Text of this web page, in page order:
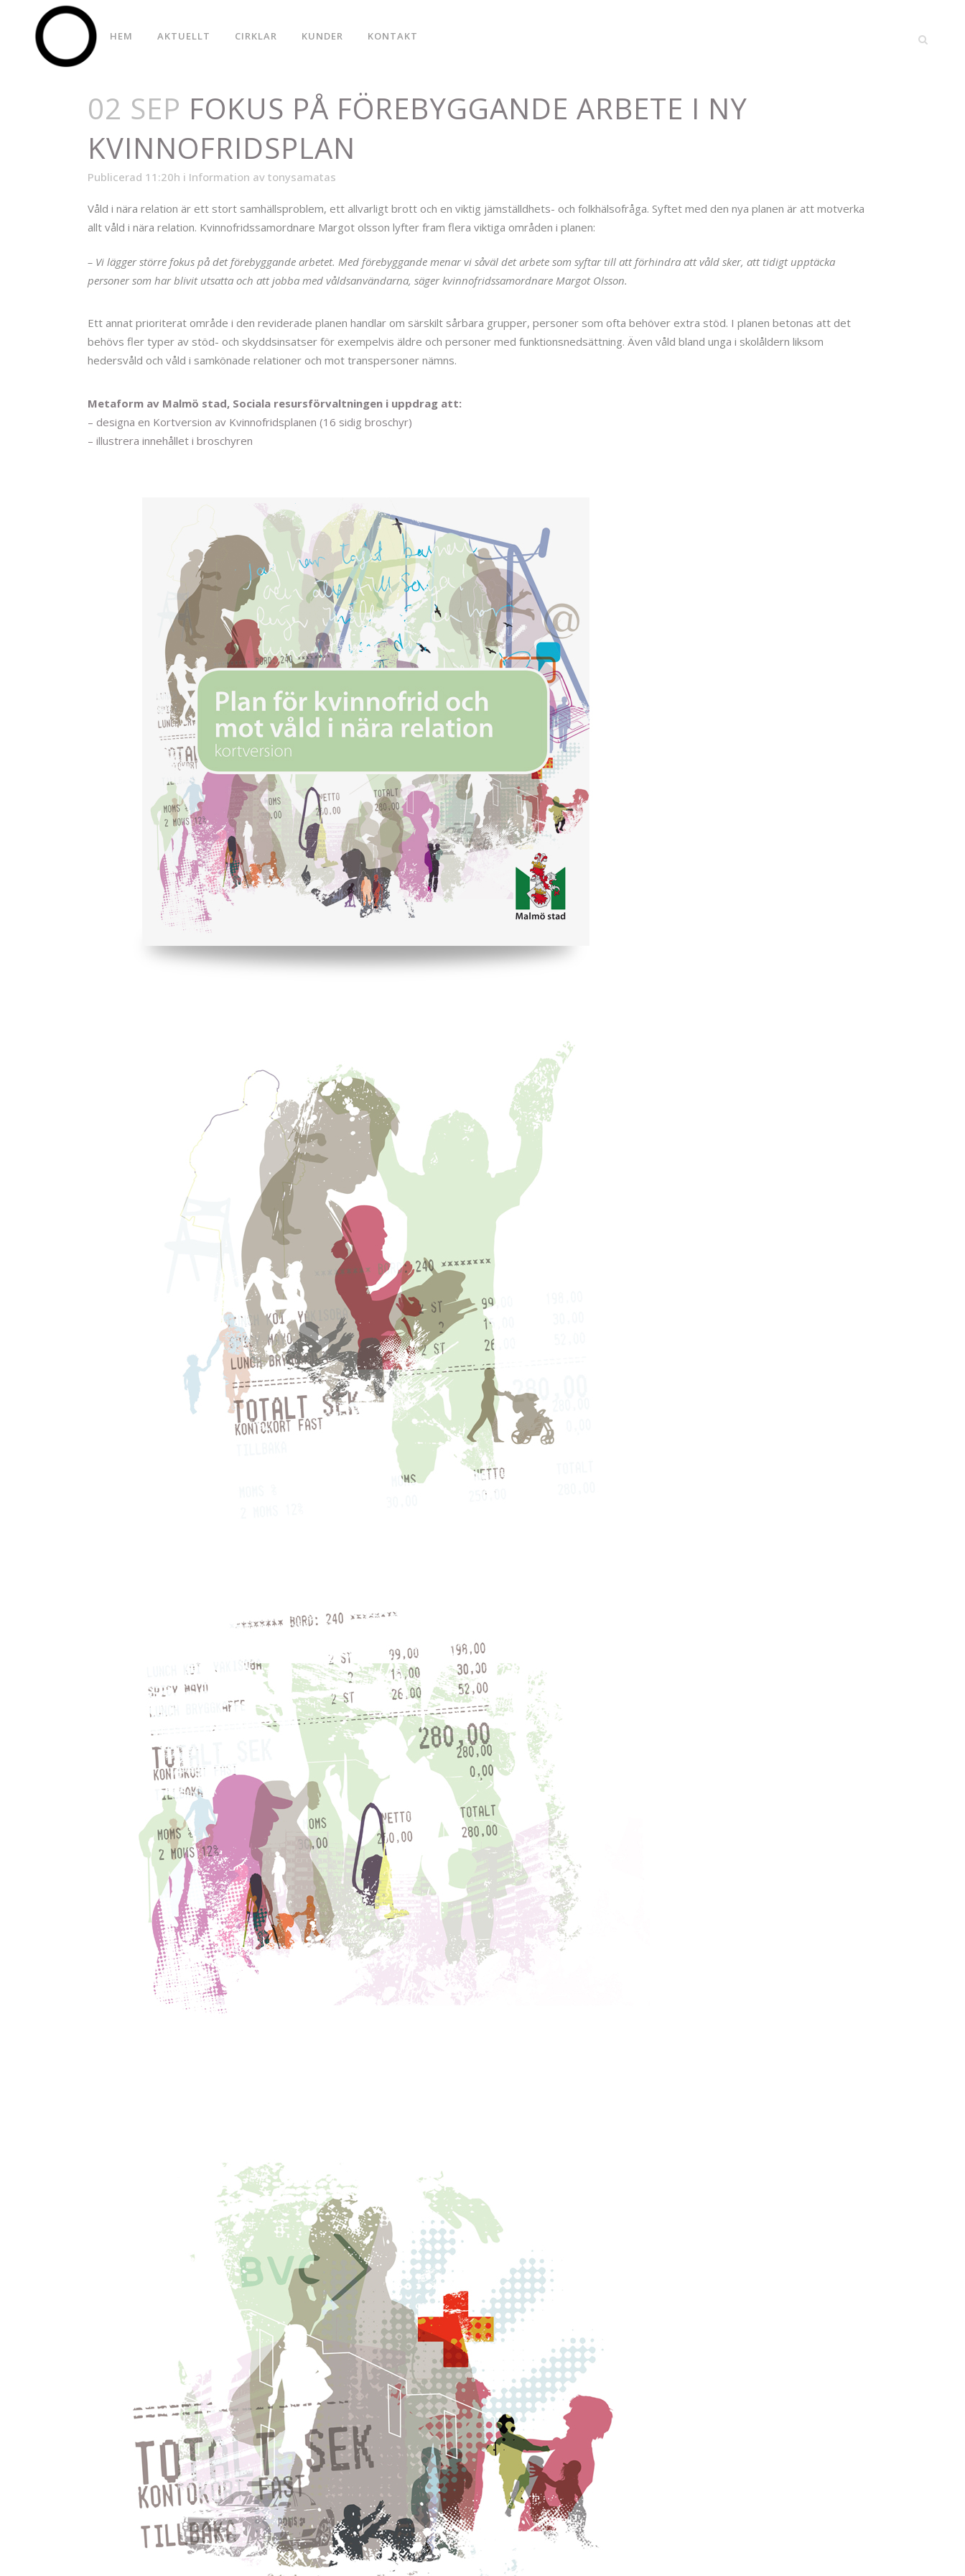
HEM AKTUELLT CIRKLAR KUNDER KONTAKT
02 SEP FOKUS PÅ FÖREBYGGANDE ARBETE I NY
KVINNOFRIDSPLAN
Publicerad 11:20h i Information av tonysamatas
Våld i nära relation är ett stort samhällsproblem, ett allvarligt brott och en viktig jämställdhets- och folkhälsofråga. Syftet med den nya planen är att motverka
allt våld i nära relation. Kvinnofridssamordnare Margot olsson lyfter fram flera viktiga områden i planen:
– Vi lägger större fokus på det förebyggande arbetet. Med förebyggande menar vi såväl det arbete som syftar till att förhindra att våld sker, att tidigt upptäcka
personer som har blivit utsatta och att jobba med våldsanvändarna, säger kvinnofridssamordnare Margot Olsson.
Ett annat prioriterat område i den reviderade planen handlar om särskilt sårbara grupper, personer som ofta behöver extra stöd. I planen betonas att det
behövs fler typer av stöd- och skyddsinsatser för exempelvis äldre och personer med funktionsnedsättning. Även våld bland unga i skolåldern liksom
hedersvåld och våld i samkönade relationer och mot transpersoner nämns.
Metaform av Malmö stad, Sociala resursförvaltningen i uppdrag att:
– designa en Kortversion av Kvinnofridsplanen (16 sidig broschyr)
– illustrera innehållet i broschyren